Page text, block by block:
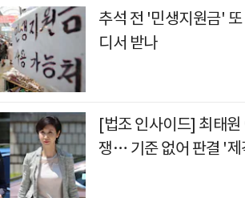
추석 전 '민생지원금'
디서 받나
[법조 인사이드] 최태
쟁… 기준 없어 판결 '제